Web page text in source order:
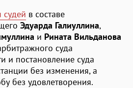
судей в составе
Эдуарда Галиуллина,
и Рината Вильданова
суда
и постановление суда
без изменения, а
без удовлетворения.